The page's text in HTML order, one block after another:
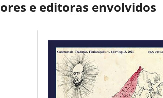
e editoras envolvidos